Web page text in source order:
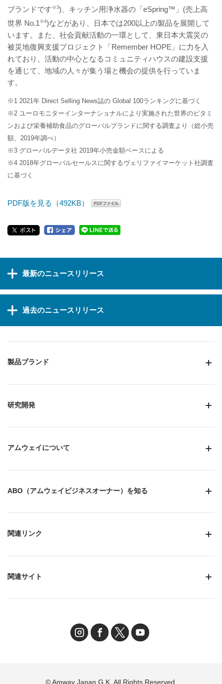
ブランドです ※3)、キッチン用浄水器の「eSpring™」(売上高
世界 No.1 ※4)などがあり、日本では200以上の製品を展開して
います。また、社会貢献活動の一環として、東日本大震災の
被災地復興支援プロジェクト「Remember HOPE」に力を入
れており、活動の中心となるコミュニティハウスの建設支援
を通じて、地域の人々が集う場と機会の提供を行っていま
す。
※1 2021年 Direct Selling News誌の Global 100ランキングに基づく
※2 ユーロモニターインターナショナルにより実施された世界のビタミ
ンおよび栄養補助食品のグローバルブランドに関する調査より（総小売
額、2019年調べ）
※3 グローバルデータ社 2019年小売金額ベースによる
※4 2018年グローバルセールスに関するヴェリファイマーケット社調査
に基づく
PDF版を見る（492KB）
最新のニュースリリース
過去のニュースリリース
製品ブランド
研究開発
アムウェイについて
ABO（アムウェイビジネスオーナー）を知る
関連リンク
関連サイト
© Amway Japan G.K. All Rights Reserved.